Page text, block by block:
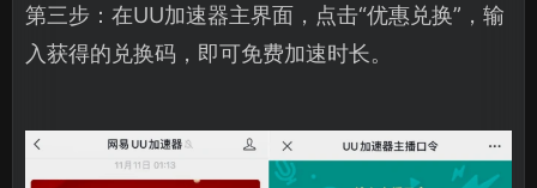
第三步：在UU加速器主界面，点击“优惠兑换”，输
入获得的兑换码，即可免费加速时长。